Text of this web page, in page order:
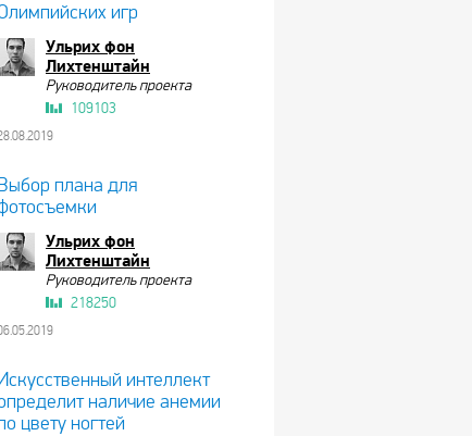
игр
Ульрих фон
Лихтенштайн
Руководитель проекта
109103
Выбор плана для
Ульрих фон
Лихтенштайн
Руководитель проекта
218250
Искусственный интеллект
наличие анемии
цвету ногтей